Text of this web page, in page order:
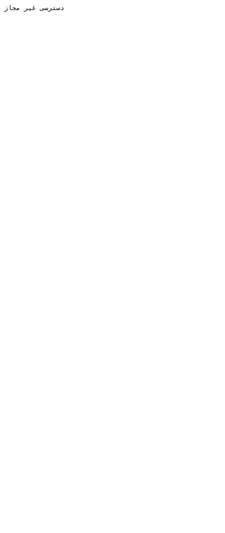
دسترسی غیر مجاز